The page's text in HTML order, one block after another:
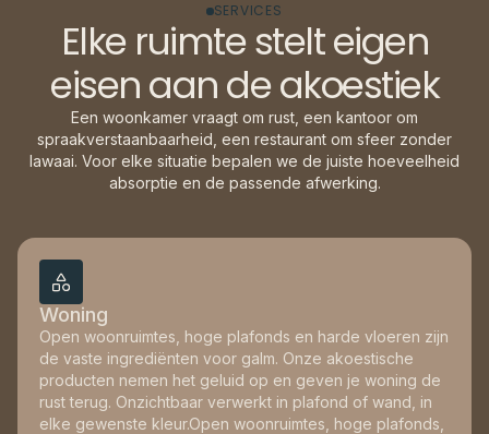
SERVICES
Elke ruimte stelt eigen
eisen aan de akoestiek
Een woonkamer vraagt om rust, een kantoor om
spraakverstaanbaarheid, een restaurant om sfeer zonder
lawaai. Voor elke situatie bepalen we de juiste hoeveelheid
absorptie en de passende afwerking.
Woning
Open woonruimtes, hoge plafonds en harde vloeren zijn
de vaste ingrediënten voor galm. Onze akoestische
producten nemen het geluid op en geven je woning de
rust terug. Onzichtbaar verwerkt in plafond of wand, in
elke gewenste kleur.Open woonruimtes, hoge plafonds,